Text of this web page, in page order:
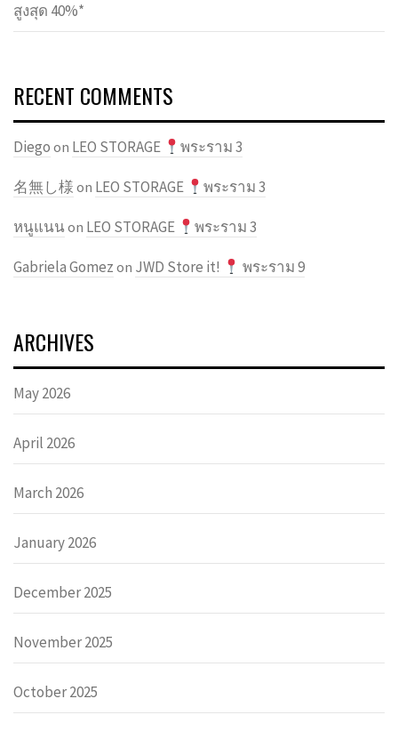
สูงสุด 40%*
RECENT COMMENTS
Diego on LEO STORAGE พระราม 3
名無し様 on LEO STORAGE พระราม 3
หนูแนน on LEO STORAGE พระราม 3
Gabriela Gomez on JWD Store it! พระราม 9
ARCHIVES
May 2026
April 2026
March 2026
January 2026
December 2025
November 2025
October 2025